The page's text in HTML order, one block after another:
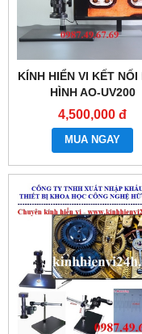
KÍNH HIỂN VI KẾT NỐI
HÌNH AO-UV200
4,500,000 đ
MUA NGAY